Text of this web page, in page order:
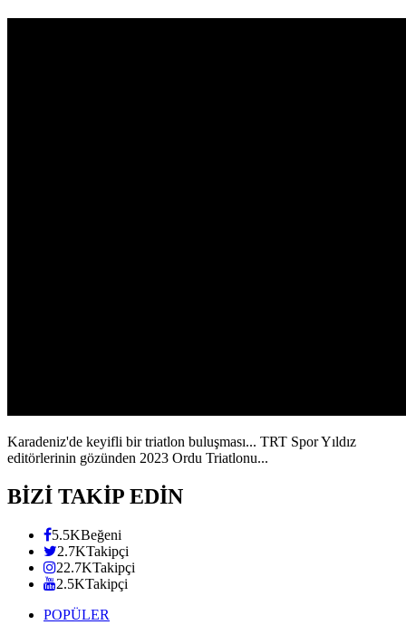
Karadeniz'de keyifli bir triatlon buluşması... TRT Spor Yıldız
editörlerinin gözünden 2023 Ordu Triatlonu...
BİZİ TAKİP EDİN
5.5KBeğeni
2.7KTakipçi
22.7KTakipçi
2.5KTakipçi
POPÜLER